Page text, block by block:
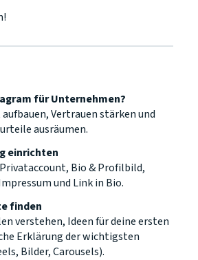
für Unternehmen?
Vertrauen stärken und
ausräumen.
einrichten
Privataccount, Bio & Profilbild,
und Link in Bio.
finden
verstehen, Ideen für deine ersten
Erklärung der wichtigsten
Bilder, Carousels).